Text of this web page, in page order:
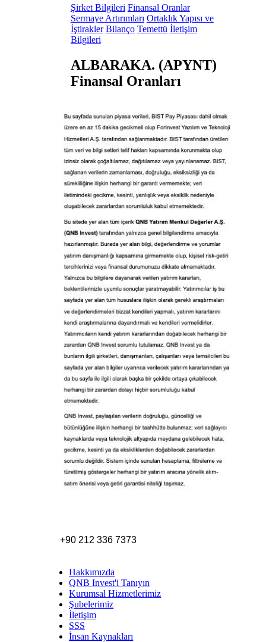
Şirket Bilgileri Finansal Oranlar
Sermaye Artırımları Ortaklık Yapısı ve
İştirakler Bilanço Temettü İletişim
Bilgileri
ALBARAKA. (APYNT)
Finansal Oranları
+90 212 336 7373
Hakkımızda
QNB Invest'i Tanıyın
Kurumsal Hizmetlerimiz
Şubelerimiz
İletişim
SSS
İnsan Kaynakları